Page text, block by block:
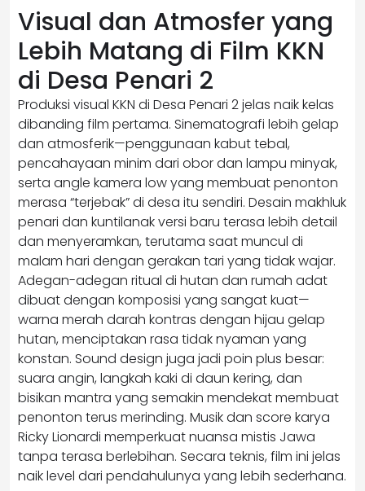
Visual dan Atmosfer yang
Lebih Matang di Film KKN
di Desa Penari 2
Produksi visual KKN di Desa Penari 2 jelas naik kelas
dibanding film pertama. Sinematografi lebih gelap
dan atmosferik—penggunaan kabut tebal,
pencahayaan minim dari obor dan lampu minyak,
serta angle kamera low yang membuat penonton
merasa “terjebak” di desa itu sendiri. Desain makhluk
penari dan kuntilanak versi baru terasa lebih detail
dan menyeramkan, terutama saat muncul di
malam hari dengan gerakan tari yang tidak wajar.
Adegan-adegan ritual di hutan dan rumah adat
dibuat dengan komposisi yang sangat kuat—
warna merah darah kontras dengan hijau gelap
hutan, menciptakan rasa tidak nyaman yang
konstan. Sound design juga jadi poin plus besar:
suara angin, langkah kaki di daun kering, dan
bisikan mantra yang semakin mendekat membuat
penonton terus merinding. Musik dan score karya
Ricky Lionardi memperkuat nuansa mistis Jawa
tanpa terasa berlebihan. Secara teknis, film ini jelas
naik level dari pendahulunya yang lebih sederhana.